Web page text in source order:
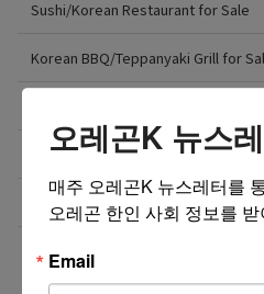
Sushi/Korean Restaurant for Sale
Korean BBQ/Teppanyaki Grill for
카페/식당 매매 및 리스
깨끗하고 분위기 좋은 일식당 매매합니
워싱턴주 레이시에 위치한 Metro by T-
니다.
오레곤K 뉴스
매주 오레곤K 뉴스레터를
오레곤 한인 사회 정보를
Email